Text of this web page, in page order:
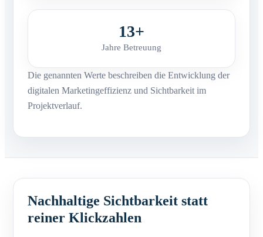
13+
Jahre Betreuung
Die genannten Werte beschreiben die Entwicklung der
digitalen Marketingeffizienz und Sichtbarkeit im
Projektverlauf.
Nachhaltige Sichtbarkeit statt
reiner Klickzahlen